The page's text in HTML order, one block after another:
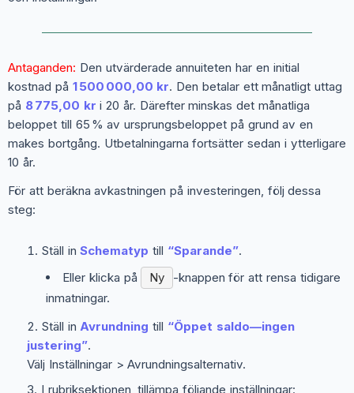
Antaganden: Den utvärderade annuiteten har en initial
kostnad på 1 500 000,00 kr. Den betalar ett månatligt uttag
på 8 775,00 kr i 20 år. Därefter minskas det månatliga
beloppet till 65 % av ursprungsbeloppet på grund av en
makes bortgång. Utbetalningarna fortsätter sedan i ytterligare
10 år.
För att beräkna avkastningen på investeringen, följ dessa
steg:
Ställ inSchematyp till “Sparande”.
Eller klicka på
Ny
-knappen för att rensa tidigare
inmatningar.
Ställ inAvrundning till “Öppet saldo—ingen
justering”.
Välj Inställningar > Avrundningsalternativ.
I rubriksektionen, tillämpa följande inställningar: